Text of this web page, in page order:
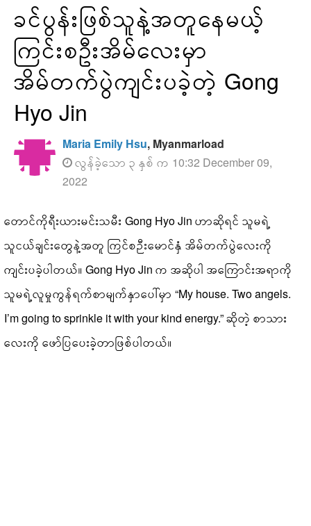
ခင်ပွန်းဖြစ်သူနဲ့အတူနေမယ့်
ကြင်းစဦးအိမ်လေးမှာ
အိမ်တက်ပွဲကျင်းပခဲ့တဲ့ Gong
Hyo Jin
Maria Emily Hsu, Myanmarload
လွန်ခဲ့သော ၃ နှစ် က 10:32 December 09,
2022
တောင်ကိုရီးယားမင်းသမီး Gong Hyo Jin ဟာဆိုရင် သူမရဲ့
သူငယ်ချင်းတွေနဲ့အတူ ကြင်စဉီးမောင်နှံ အိမ်တက်ပွဲလေးကို
ကျင်းပခဲ့ပါတယ်။ Gong Hyo Jin က အဆိုပါ အကြောင်းအရာကို
သူမရဲ့လူမှုကွန်ရက်စာမျက်နှာပေါ်မှာ “My house. Two angels.
I’m going to sprinkle it with your kind energy.” ဆိုတဲ့ စာသား
လေးကို ဖော်ပြပေးခဲ့တာဖြစ်ပါတယ်။